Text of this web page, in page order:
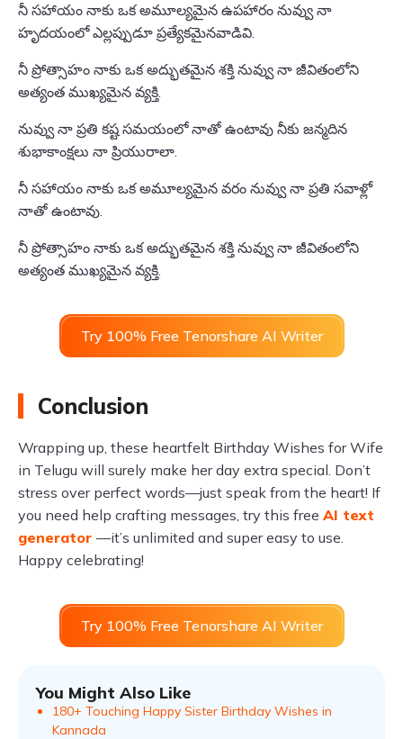
నీ సహాయం నాకు ఒక అమూల్యమైన ఉపహారం నువ్వు నా
హృదయంలో ఎల్లప్పుడూ ప్రత్యేకమైనవాడివి.
నీ ప్రోత్సాహం నాకు ఒక అద్భుతమైన శక్తి నువ్వు నా జీవితంలోని
అత్యంత ముఖ్యమైన వ్యక్తి.
నువ్వు నా ప్రతి కష్ట సమయంలో నాతో ఉంటావు నీకు జన్మదిన
శుభాకాంక్షలు నా ప్రియురాలా.
నీ సహాయం నాకు ఒక అమూల్యమైన వరం నువ్వు నా ప్రతి సవాళ్లో
నాతో ఉంటావు.
నీ ప్రోత్సాహం నాకు ఒక అద్భుతమైన శక్తి నువ్వు నా జీవితంలోని
అత్యంత ముఖ్యమైన వ్యక్తి.
Try 100% Free Tenorshare AI Writer
Conclusion
Wrapping up, these heartfelt Birthday Wishes for Wife
in Telugu will surely make her day extra special. Don’t
stress over perfect words—just speak from the heart! If
you need help crafting messages, try this free AI text
generator —it’s unlimited and super easy to use.
Happy celebrating!
Try 100% Free Tenorshare AI Writer
You Might Also Like
180+ Touching Happy Sister Birthday Wishes in
Kannada